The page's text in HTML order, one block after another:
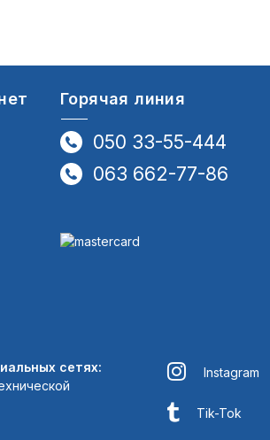
Горячая линия
050 33-55-444
063 662-77-86
сетях:
Instagram
Tik-Tok